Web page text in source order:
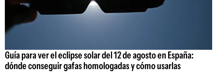
Guía para ver el eclipse solar del 12 de agosto en España:
dónde conseguir gafas homologadas y cómo usarlas